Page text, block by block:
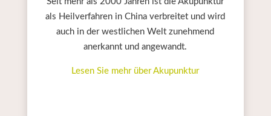
als Heilverfahren in China verbreitet und wird
auch in der westlichen Welt zunehmend
anerkannt und angewandt.
Lesen Sie mehr über Akupunktur